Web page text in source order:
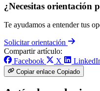
¿Necesitas orientación
Te ayudamos a entender tus
Solicitar orientación
Compartir artículo:
Facebook
X
Copiar enlace Copiado